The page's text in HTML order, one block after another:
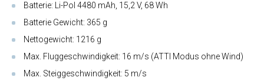
Batterie: Li-Pol 4480 mAh, 15,2 V, 68 Wh
Batterie Gewicht: 365 g
Nettogewicht: 1216 g
Max. Fluggeschwindigkeit: 16 m/s (ATTI Modus ohne Wind)
Max. Steiggeschwindigkeit: 5 m/s